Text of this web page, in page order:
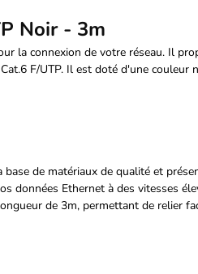
Noir - 3m
la connexion de votre réseau. Il
F/UTP. Il est doté d'une couleur
de matériaux de qualité et
données Ethernet à des vitesses
de 3m, permettant de relier